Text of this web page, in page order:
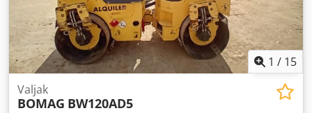
1 / 15
Valjak
BOMAG BW120AD5